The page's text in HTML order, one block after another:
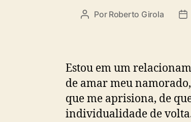
Autor
Por Roberto Girola
Estou em um
de amar meu
que me aprisiona, de
individualidade de